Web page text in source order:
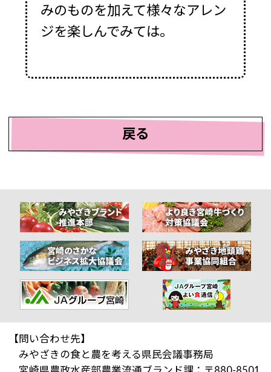
みのものを加えて様々なアレン
ジを楽しんでみては。
戻る
【問い合わせ先】
みやざきの食と農を考える県民会議事務局